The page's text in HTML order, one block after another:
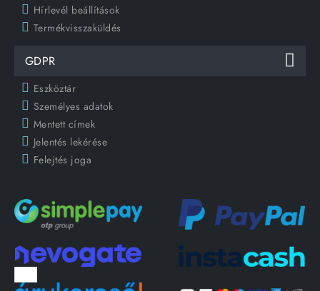
Hírlevél beállítások
Termékvisszaküldés
GDPR
Eszköztár
Személyes adatok
Mentett címek
Jelentés lekérése
Felejtés joga